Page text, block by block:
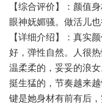
【综合评价】：颜值
眼神妩媚骚。做活儿
【详细介绍】：真实
好，弹性自然。人很
温柔柔的，妥妥的浪
挺生猛的，节奏越来
键是她身材有前有后